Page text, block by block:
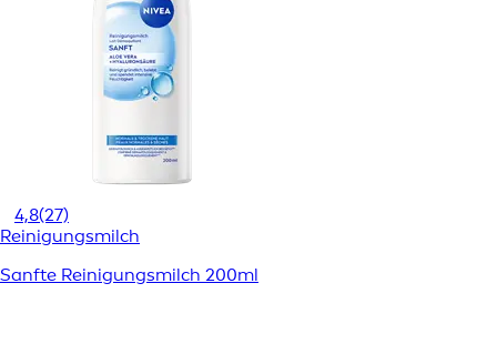
4,8(27)
Reinigungsmilch
Sanfte Reinigungsmilch 200ml